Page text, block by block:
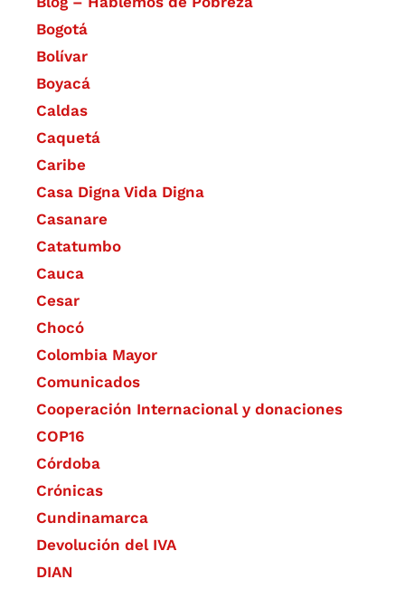
Bogotá
Bolívar
Boyacá
Caldas
Caquetá
Caribe
Casa Digna Vida Digna
Casanare
Catatumbo
Cauca
Cesar
Chocó
Colombia Mayor
Comunicados
Cooperación Internacional y donaciones
COP16
Córdoba
Crónicas
Cundinamarca
Devolución del IVA
DIAN